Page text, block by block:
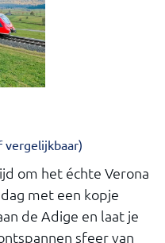
vergelijkbaar)
om het échte Verona
met een kopje
de Adige en laat je
sfeer van